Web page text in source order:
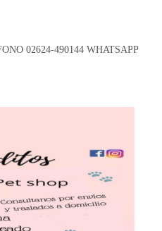
02624-490144 WHATSAPP